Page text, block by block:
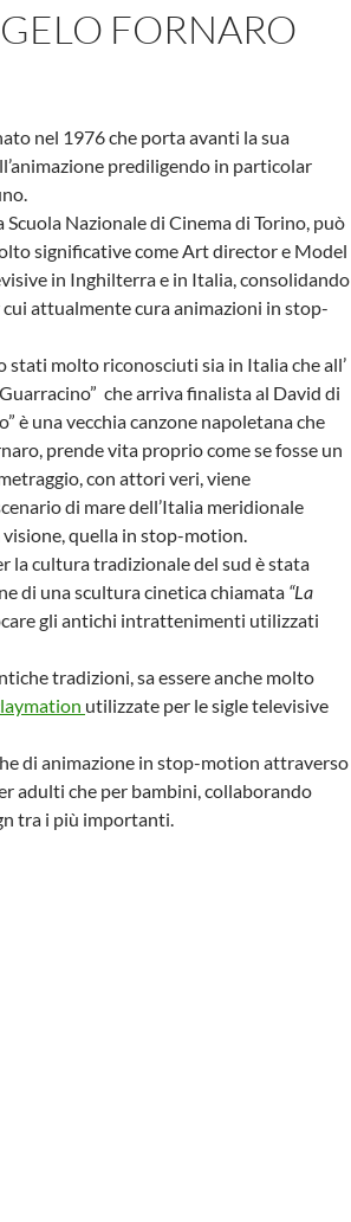
FORNARO
nel 1976 che porta avanti la sua
prediligendo in particolar
Nazionale di Cinema di Torino, può
significative come Art director e Model
in Inghilterra e in Italia, consolidando
attualmente cura animazioni in stop-
stati molto riconosciuti sia in Italia che all’
che arriva finalista al David di
è una vecchia canzone napoletana che
prende vita proprio come se fosse un
con attori veri, viene
di mare dell’Italia meridionale
quella in stop-motion.
la cultura tradizionale del sud è stata
di una scultura cinetica chiamata “La
gli antichi intrattenimenti utilizzati
tradizioni, sa essere anche molto
utilizzate per le sigle televisive
di animazione in stop-motion attraverso
adulti che per bambini, collaborando
tra i più importanti.